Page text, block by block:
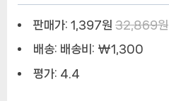
판매가: 1,397원 32,869원
배송: 배송비: ₩1,300
평가: 4.4